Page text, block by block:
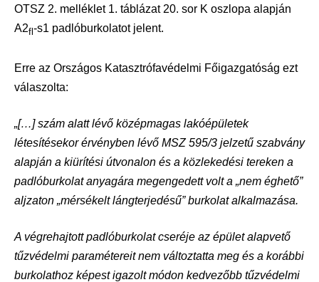
OTSZ 2. melléklet 1. táblázat 20. sor K oszlopa alapján
A2fl-s1 padlóburkolatot jelent.
Erre az Országos Katasztrófavédelmi Főigazgatóság ezt
válaszolta:
„[…] szám alatt lévő középmagas lakóépületek
létesítésekor érvényben lévő MSZ 595/3 jelzetű szabvány
alapján a kiürítési útvonalon és a közlekedési tereken a
padlóburkolat anyagára megengedett volt a „nem éghető”
aljzaton „mérsékelt lángterjedésű” burkolat alkalmazása.
A végrehajtott padlóburkolat cseréje az épület alapvető
tűzvédelmi paramétereit nem változtatta meg és a korábbi
burkolathoz képest igazolt módon kedvezőbb tűzvédelmi